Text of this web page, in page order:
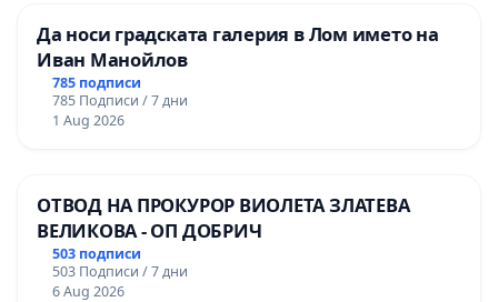
Да носи градската галерия в Лом името на
Иван Манойлов
785 подписи
785 Подписи / 7 дни
1 Aug 2026
ОТВОД НА ПРОКУРОР ВИОЛЕТА ЗЛАТЕВА
ВЕЛИКОВА - ОП ДОБРИЧ
503 подписи
503 Подписи / 7 дни
6 Aug 2026